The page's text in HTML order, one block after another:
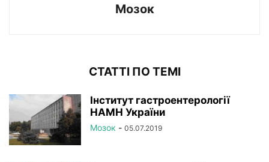
Мозок
СТАТТІ ПО ТЕМІ
Інститут гастроентерології
НАМН України
Мозок - 05.07.2019